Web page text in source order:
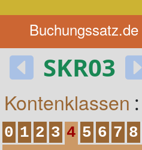
Buchungssatz.de
SKR03
Kontenklassen :
0 1 2 3 4 5 6 7 8